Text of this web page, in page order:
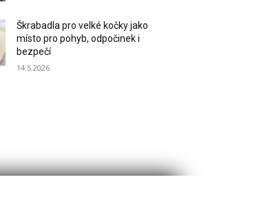
Škrabadla pro velké kočky jako
místo pro pohyb, odpočinek i
bezpečí
14.5.2026